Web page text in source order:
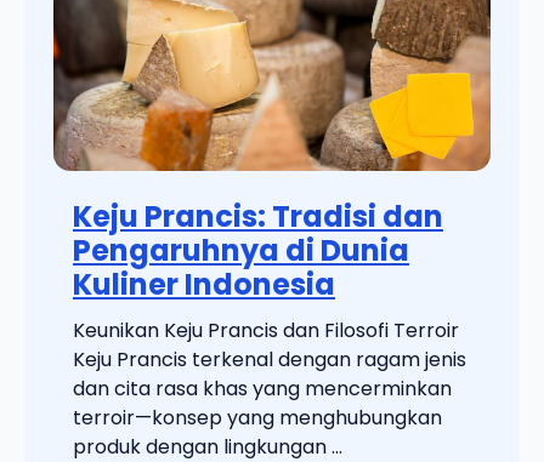
Keju Prancis: Tradisi dan
Pengaruhnya di Dunia
Kuliner Indonesia
Keunikan Keju Prancis dan Filosofi Terroir
Keju Prancis terkenal dengan ragam jenis
dan cita rasa khas yang mencerminkan
terroir—konsep yang menghubungkan
produk dengan lingkungan ...